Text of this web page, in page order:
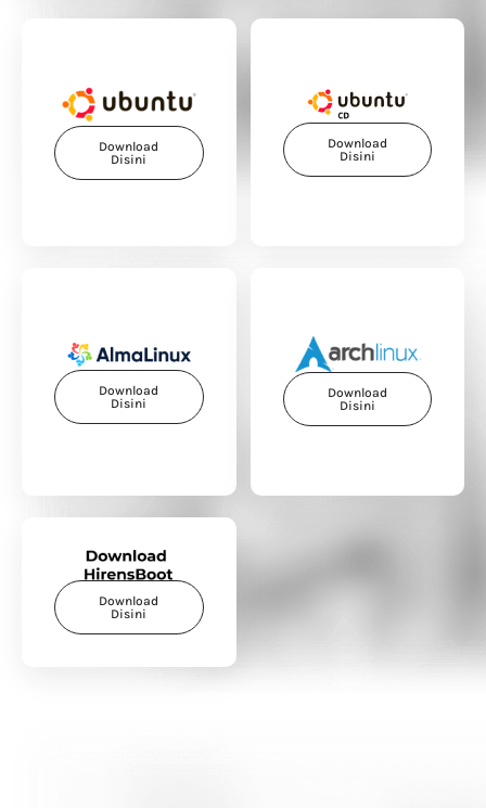
Download
Disini
Download
Disini
Download
Disini
Download
Disini
Download
Disini